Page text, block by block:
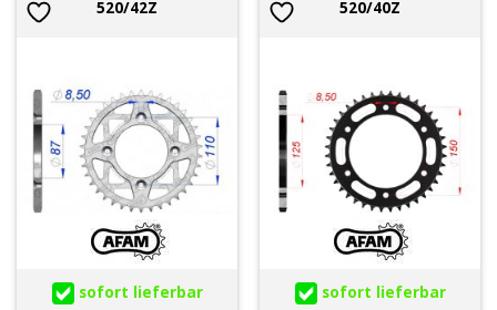
520/42Z
sofort lieferbar
520/40Z
sofort lieferbar